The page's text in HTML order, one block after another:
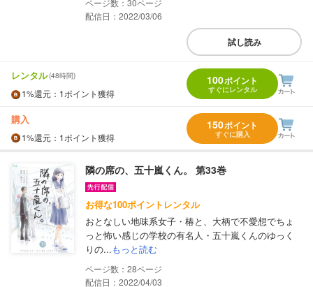
配信日：2022/03/06
試し読み
レンタル(48時間)
1%還元 ：1ポイント獲得
100ポイント
すぐにレンタル
購入
1%還元 ：1ポイント獲得
150ポイント
すぐに購入
隣の席の、五十嵐くん。 第33巻
お得な100ポイントレンタル
おとなしい地味系女子・椿と、大柄で不愛想でちょ
っと怖い感じの学校の有名人・五十嵐くんのゆっく
りの...もっと読む
28
配信日：2022/04/03